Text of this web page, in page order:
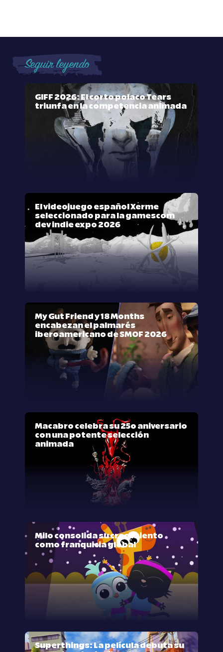
Seguir leyendo
GIFF 2026: El corto polaco Tears
triunfa en la competencia animada
El videojuego español Xerme
seleccionado para la gamescom
dev indie expo 2026
My Gut Friend y 18 Months
encabezan el palmarés
iberoamericano de SMOF 2026
Macabro celebra su 25º aniversario
con una potente selección
animada
Milo consolida su crecimiento
como franquicia global
Superthings: La película debuta su